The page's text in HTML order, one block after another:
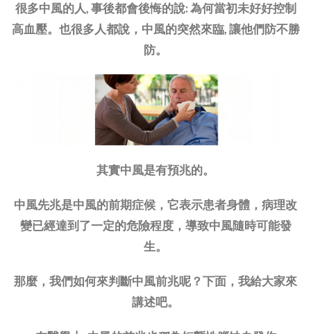
很多中風的人, 事後都會後悔的說: 為何當初未好好控制
高血壓。也很多人都說，中風的突然來臨, 讓他們防不勝
防。
其實中風是有預兆的。
中風先兆是中風的前期症候，它表示患者身體，病理改
變已經達到了一定的危險程度，導致中風隨時可能發
生。
那麼，我們如何來判斷中風前兆呢？下面，我給大家來
講述吧。